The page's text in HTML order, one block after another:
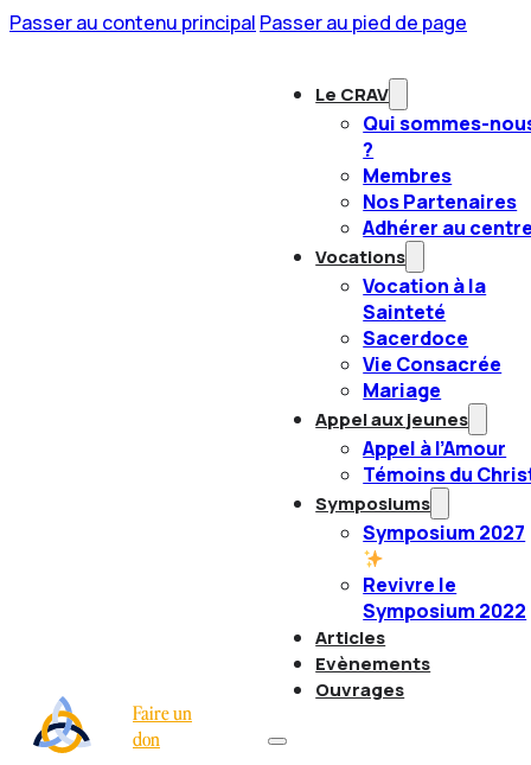
Passer au contenu principal Passer au pied de page
Faire un
don
Le CRAV
Qui sommes-
?
Membres
Nos Partenaires
Adhérer au
Vocations
Vocation à la
Sainteté
Sacerdoce
Vie Consacrée
Mariage
Appel aux jeunes
Appel à l’Amour
Témoins du
Symposiums
Symposium 2027
Revivre le
Symposium 2022
Articles
Evènements
Ouvrages